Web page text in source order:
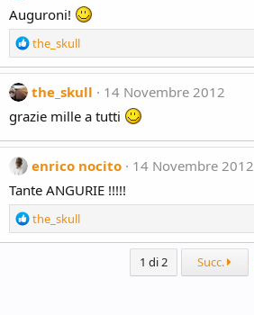
i
o
n
s
:
Auguroni!
R
e
a
c
i
o
s
:
the_skull
the_skull
14 Novembre 2012
grazie mille a tutti
enrico nocito
14 Novembre 2012
Tante ANGURIE !!!!!
R
e
the_skull
1 di 2 Succ.